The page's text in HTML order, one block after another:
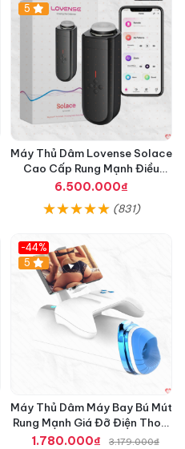
Hot
5
Máy Thủ Dâm Lovense Solace
Cao Cấp Rung Mạnh Điều
Khiển App
6.500.000₫
(831)
-44%
Hot
5
Máy Thủ Dâm Máy Bay Bú Mút
Rung Mạnh Giá Đỡ Điện Thoại
Chính Hãng
1.780.000₫ 3.179.000₫